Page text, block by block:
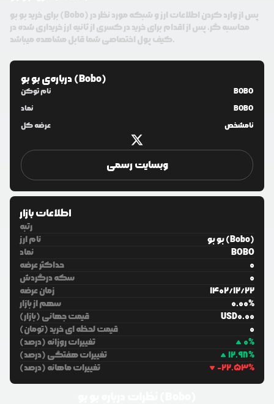
برای خرید بو بو (Bobo) پس از وارد کردن اطلاعات ارز و شبکه مورد نظر در
محاسبه گر، پس از اقدام برای خرید در کسری از ثانیه ارز خریداری شده در
کیف پول اختصاصی شما قابل مشاهده میباشد.
درباره‌یبو بو (Bobo)
نام توکن
BOBO
نماد
BOBO
عرضه کل
نامشخص
وبسایت رسمی
اطلاعات بازار
رتبه
نام ارز
بو بو (Bobo)
نماد
BOBO
حداکثر عرضه
0
سکه درگردش
0
زمان عرضه
1402/12/22
سهم از بازار
0.00%
قیمت جهانی (بازار)
USD0.00
قیمت لحظه ای خرید (تومان)
0
تغییرات روزانه (درصد)
0%
تغییرات هفتگی (درصد)
12.98%
تغییرات ماهانه (درصد)
-22.53%